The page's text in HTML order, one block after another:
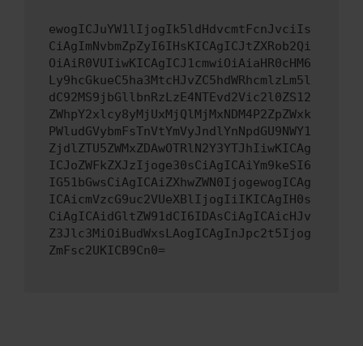
ewogICJuYW1lIjogIk5ldHdvcmtFcnJvciIs
CiAgImNvbmZpZyI6IHsKICAgICJtZXRob2Qi
OiAiR0VUIiwKICAgICJ1cmwiOiAiaHR0cHM6
Ly9hcGkueC5ha3MtcHJvZC5hdWRhcmlzLm5l
dC92MS9jbGllbnRzLzE4NTEvd2Vic2l0ZS12
ZWhpY2xlcy8yMjUxMjQlMjMxNDM4P2ZpZWxk
PWludGVybmFsTnVtYmVyJndlYnNpdGU9NWY1
ZjdlZTU5ZWMxZDAwOTRlN2Y3YTJhIiwKICAg
ICJoZWFkZXJzIjoge30sCiAgICAiYm9keSI6
IG51bGwsCiAgICAiZXhwZWN0IjogewogICAg
ICAicmVzcG9uc2VUeXBlIjogIiIKICAgIH0s
CiAgICAidGltZW91dCI6IDAsCiAgICAicHJv
Z3Jlc3MiOiBudWxsLAogICAgInJpc2t5Ijog
ZmFsc2UKICB9Cn0=